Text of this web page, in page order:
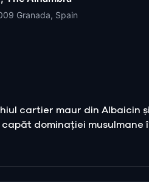
Granada, Spain
cartier maur din Albaicin
dominației musulmane